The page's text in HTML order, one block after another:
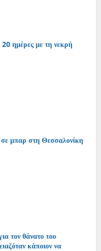
ημέρες με τη νεκρή
μπαρ στη Θεσσαλονίκη
τον θάνατο του
κάποιον να